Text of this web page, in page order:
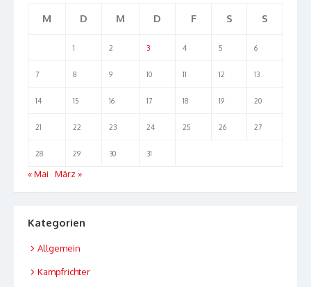
M D M D F S S
1 2 3 4 5 6
7 8 9 10 11 12 13
14 15 16 17 18 19 20
21 22 23 24 25 26 27
28 29 30 31
« Mai März »
Kategorien
Allgemein
Kampfrichter